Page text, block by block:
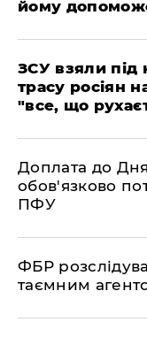
йому
ЗСУ взяли під
трасу росіян
"все, що
Доплата до
обов'язково
ПФУ
ФБР
таємним